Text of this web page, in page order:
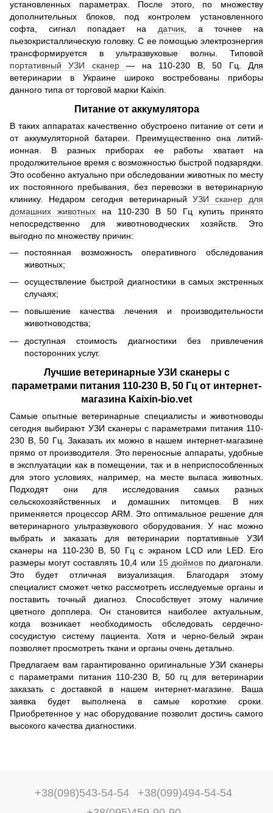
установленных параметрах. После этого, по множеству
дополнительных блоков, под контролем установленного
софта, сигнал попадает на датчик , а точнее на
пьезокристаллическую головку. С ее помощью электроэнергия
трансформируется в ультразвуковые волны. Типовой
портативный УЗИ сканер— на 110-230 В, 50 Гц. Для
ветеринарии в Украине широко востребованы приборы
данного типа от торговой марки Kaixin.
Питание от аккумулятора
В таких аппаратах качественно обустроено питание от сети и
от аккумуляторной батареи. Преимущественно она литий-
ионная. В разных приборах ее работы хватает на
продолжительное время с возможностью быстрой подзарядки.
Это особенно актуально при обследовании животных по месту
их постоянного пребывания, без перевозки в ветеринарную
клинику. Недаром сегодня ветеринарныйУЗИ сканер для
домашних животных на 110-230 В 50 Гц купить принято
непосредственно для животноводческих хозяйств. Это
выгодно по множеству причин:
постоянная возможность оперативного обследования
животных;
осуществление быстрой диагностики в самых экстренных
случаях;
повышение качества лечения и производительности
животноводства;
доступная стоимость диагностики без привлечения
посторонних услуг.
Лучшие ветеринарные УЗИ сканеры с
параметрами питания 110-230 В, 50 Гц от интернет-
магазина Kaixin-bio.vet
Самые опытные ветеринарные специалисты и животноводы
сегодня выбирают УЗИ сканеры с параметрами питания 110-
230 В, 50 Гц. Заказать их можно в нашем интернет-магазине
прямо от производителя. Это переносные аппараты, удобные
в эксплуатации как в помещении, так и в неприспособленных
для этого условиях, например, на месте выпаса животных.
Подходят они для исследования самых разных
сельскохозяйственных и домашних питомцев. В них
применяется процессор ARM. Это оптимальное решение для
ветеринарного ультразвукового оборудования. У нас можно
выбрать и заказать для ветеринарии портативные УЗИ
сканеры на 110-230 В, 50 Гц с экраном LCD или LED. Его
размеры могут составлять 10,4 или 15 дюймовпо диагонали.
Это будет отличная визуализация. Благодаря этому
специалист сможет четко рассмотреть исследуемые органы и
поставить точный диагноз. Способствует этому наличие
цветного допплера. Он становится наиболее актуальным,
когда возникает необходимость обследовать сердечно-
сосудистую систему пациента. Хотя и черно-белый экран
позволяет просмотреть ткани и органы очень детально.
Предлагаем вам гарантированно оригинальные УЗИ сканеры
с параметрами питания 110-230 В, 50 гц для ветеринарии
заказать с доставкой в нашем интернет-магазине. Ваша
заявка будет выполнена в самые короткие сроки.
Приобретенное у нас оборудование позволит достичь самого
высокого качества диагностики.
+38(098)543-54-54
+38(099)494-54-54